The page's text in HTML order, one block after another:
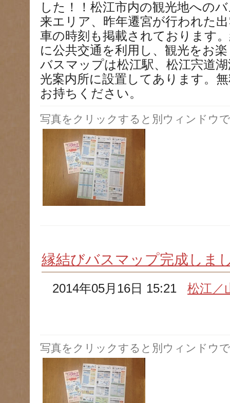
した！！松江市内の観光地への
来エリア、昨年遷宮が行われた
車の時刻も掲載されております
に公共交通を利用し、観光をお
バスマップは松江駅、松江宍道
光案内所に設置してあります。
お持ちください。
写真をクリックすると別ウィンドウ
縁結びバスマップ完成しま
2014年05月16日 15:21松江／
写真をクリックすると別ウィンドウ